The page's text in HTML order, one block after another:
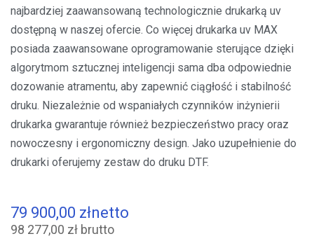
najbardziej zaawansowaną technologicznie drukarką uv
dostępną w naszej ofercie. Co więcej drukarka uv MAX
posiada zaawansowane oprogramowanie sterujące dzięki
algorytmom sztucznej inteligencji sama dba odpowiednie
dozowanie atramentu, aby zapewnić ciągłość i stabilność
druku. Niezależnie od wspaniałych czynników inżynierii
drukarka gwarantuje również bezpieczeństwo pracy oraz
nowoczesny i ergonomiczny design. Jako uzupełnienie do
drukarki oferujemy zestaw do druku DTF.
79 900,00 złnetto
98 277,00 zł brutto